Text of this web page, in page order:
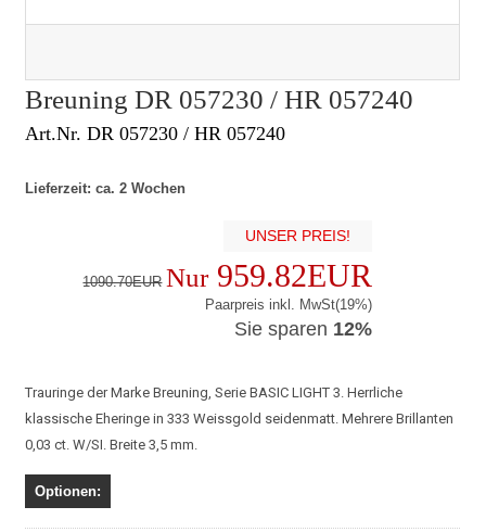
Breuning DR 057230 / HR 057240
Art.Nr. DR 057230 / HR 057240
Lieferzeit: ca. 2 Wochen
UNSER PREIS!
1090.70EUR Nur959.82EUR
Paarpreis inkl. MwSt(19%)
Sie sparen 12%
Trauringe der Marke Breuning, Serie BASIC LIGHT 3. Herrliche
klassische Eheringe in 333 Weissgold seidenmatt. Mehrere Brillanten
0,03 ct. W/SI. Breite 3,5 mm.
Optionen: